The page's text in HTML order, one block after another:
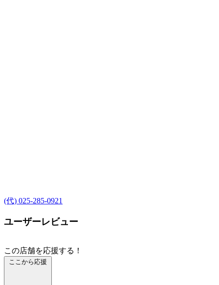
(代) 025-285-0921
ユーザーレビュー
この店舗を応援する！
ここから応援